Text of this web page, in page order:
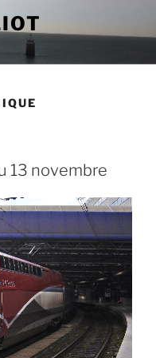
13 novembre